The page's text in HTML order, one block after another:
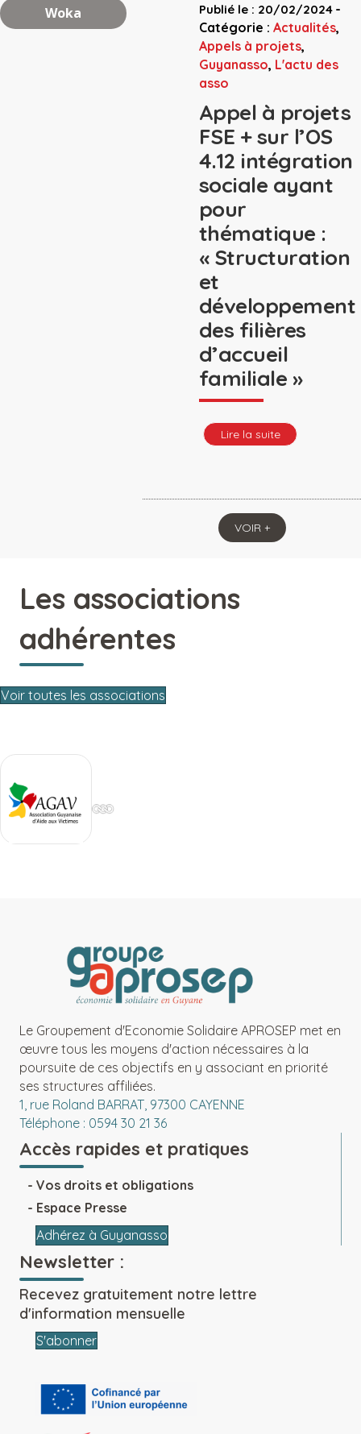
Woka Publié le : 20/02/2024 -
Catégorie : Actualités,
Appels à projets,
Guyanasso, L'actu des
asso
Appel à projets
FSE + sur l’OS
4.12 intégration
sociale ayant
pour
thématique :
« Structuration
et
développement
des filières
d’accueil
familiale »
Lire la suite
VOIR +
Les associations
adhérentes
Voir toutes les associations
Le Groupement d'Economie Solidaire APROSEP met en
œuvre tous les moyens d'action nécessaires à la
poursuite de ces objectifs en y associant en priorité
ses structures affiliées.
1, rue Roland BARRAT, 97300 CAYENNE
Téléphone : 0594 30 21 36
Accès rapides et pratiques
Vos droits et obligations
Espace Presse
Adhérez à Guyanasso
Newsletter :
Recevez gratuitement notre lettre
d'information mensuelle
S'abonner